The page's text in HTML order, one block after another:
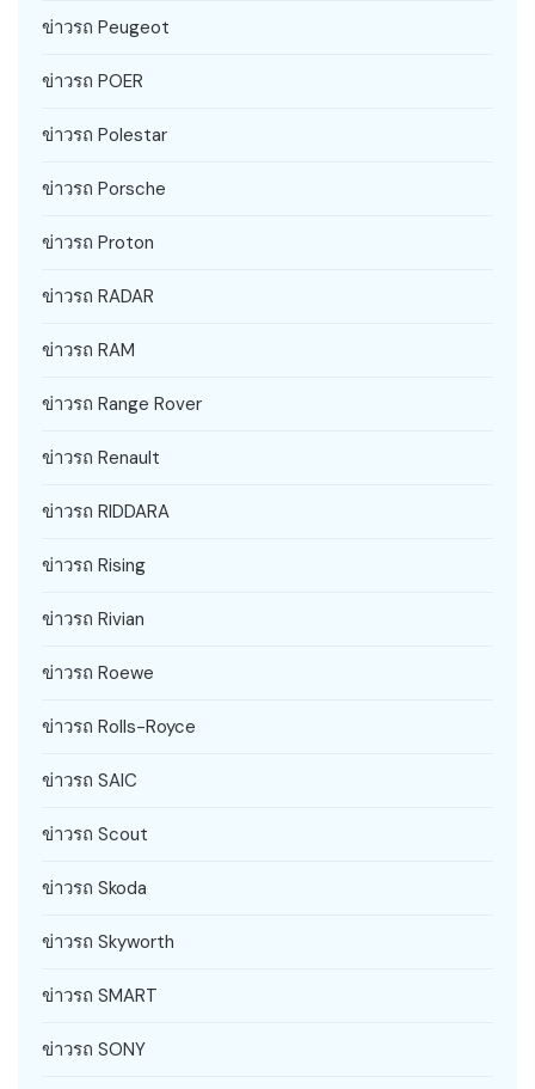
ข่าวรถ Peugeot
ข่าวรถ POER
ข่าวรถ Polestar
ข่าวรถ Porsche
ข่าวรถ Proton
ข่าวรถ RADAR
ข่าวรถ RAM
ข่าวรถ Range Rover
ข่าวรถ Renault
ข่าวรถ RIDDARA
ข่าวรถ Rising
ข่าวรถ Rivian
ข่าวรถ Roewe
ข่าวรถ Rolls-Royce
ข่าวรถ SAIC
ข่าวรถ Scout
ข่าวรถ Skoda
ข่าวรถ Skyworth
ข่าวรถ SMART
ข่าวรถ SONY